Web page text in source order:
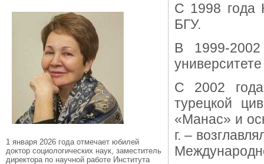
1 января 2026 года отмечает юбилей
доктор социологических наук, заместитель
директора по научной работе Института
С 1998 года
БГУ.
В 1999-
С 2002
турецкой
«Манас» и
г. –